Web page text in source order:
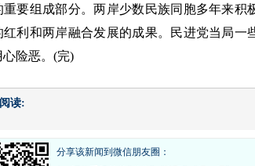
重要组成部分。两岸少数民族同胞多年来积
红利和两岸融合发展的成果。民进党当局一
心险恶。(完)
读:
分享该新闻到微信朋友圈：